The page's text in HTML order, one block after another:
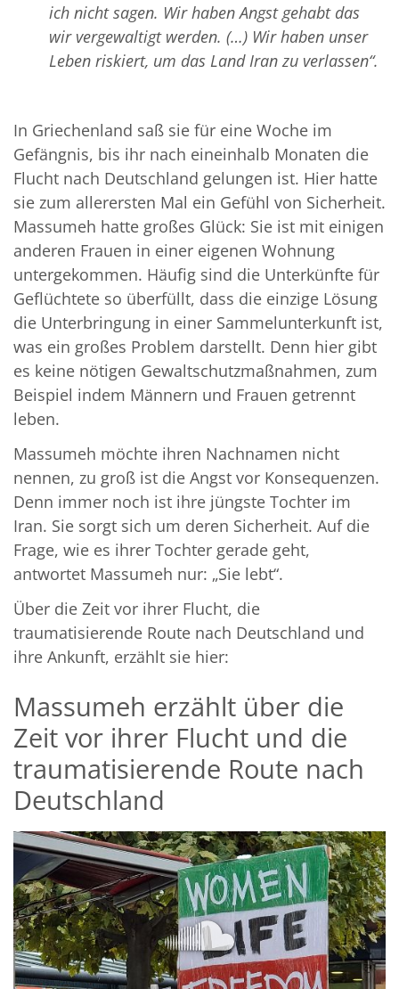
ich nicht sagen. Wir haben Angst gehabt das
wir vergewaltigt werden. (…) Wir haben unser
Leben riskiert, um das Land Iran zu verlassen“.
In Griechenland saß sie für eine Woche im
Gefängnis, bis ihr nach eineinhalb Monaten die
Flucht nach Deutschland gelungen ist. Hier hatte
sie zum allerersten Mal ein Gefühl von Sicherheit.
Massumeh hatte großes Glück: Sie ist mit einigen
anderen Frauen in einer eigenen Wohnung
untergekommen. Häufig sind die Unterkünfte für
Geflüchtete so überfüllt, dass die einzige Lösung
die Unterbringung in einer Sammelunterkunft ist,
was ein großes Problem darstellt. Denn hier gibt
es keine nötigen Gewaltschutzmaßnahmen, zum
Beispiel indem Männern und Frauen getrennt
leben.
Massumeh möchte ihren Nachnamen nicht
nennen, zu groß ist die Angst vor Konsequenzen.
Denn immer noch ist ihre jüngste Tochter im
Iran. Sie sorgt sich um deren Sicherheit. Auf die
Frage, wie es ihrer Tochter gerade geht,
antwortet Massumeh nur: „Sie lebt“.
Über die Zeit vor ihrer Flucht, die
traumatisierende Route nach Deutschland und
ihre Ankunft, erzählt sie hier:
Massumeh erzählt über die
Zeit vor ihrer Flucht und die
traumatisierende Route nach
Deutschland